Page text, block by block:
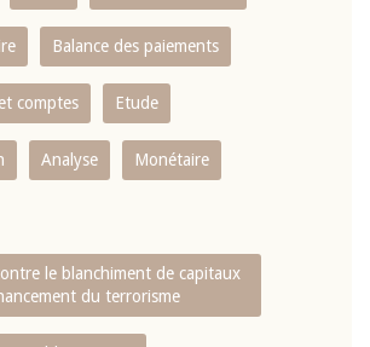
Balance des paiements
comptes Etude
Analyse Monétaire
le blanchiment de capitaux
du terrorisme